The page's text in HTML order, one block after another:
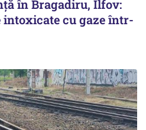
în Bragadiru, Ilfov:
intoxicate cu gaze într-